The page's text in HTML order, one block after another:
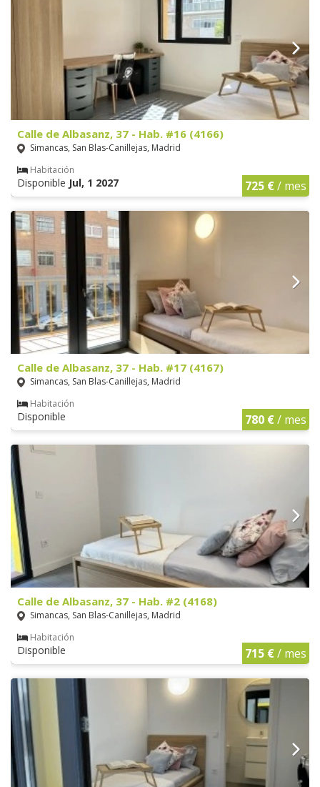
Calle de Albasanz, 37 - Hab. #16 (4166)
Simancas, San Blas-Canillejas, Madrid
Habitación
Disponible Jul, 1 2027 725 €/ mes
Calle de Albasanz, 37 - Hab. #17 (4167)
Simancas, San Blas-Canillejas, Madrid
Habitación
Disponible 780 €/ mes
Calle de Albasanz, 37 - Hab. #2 (4168)
Simancas, San Blas-Canillejas, Madrid
Habitación
Disponible 715 €/ mes